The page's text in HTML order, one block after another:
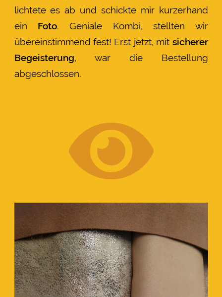
lichtete es ab und schickte mir kurzerhand
ein Foto. Geniale Kombi, stellten wir
übereinstimmend fest! Erst jetzt, mit sicherer
Begeisterung, war die Bestellung
abgeschlossen.